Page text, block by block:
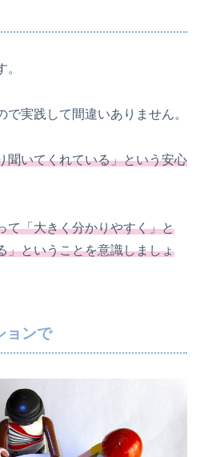
で実践して間違いありません。
聞いてくれている」という安心
て「大きく分かりやすく」と
」ということを意識しましょ
ョンで